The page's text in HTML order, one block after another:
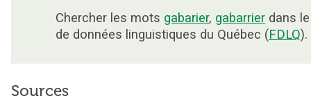
Chercher les mots gabarier, gabarrier dans
de données linguistiques du Québec (FDLQ).
Sources